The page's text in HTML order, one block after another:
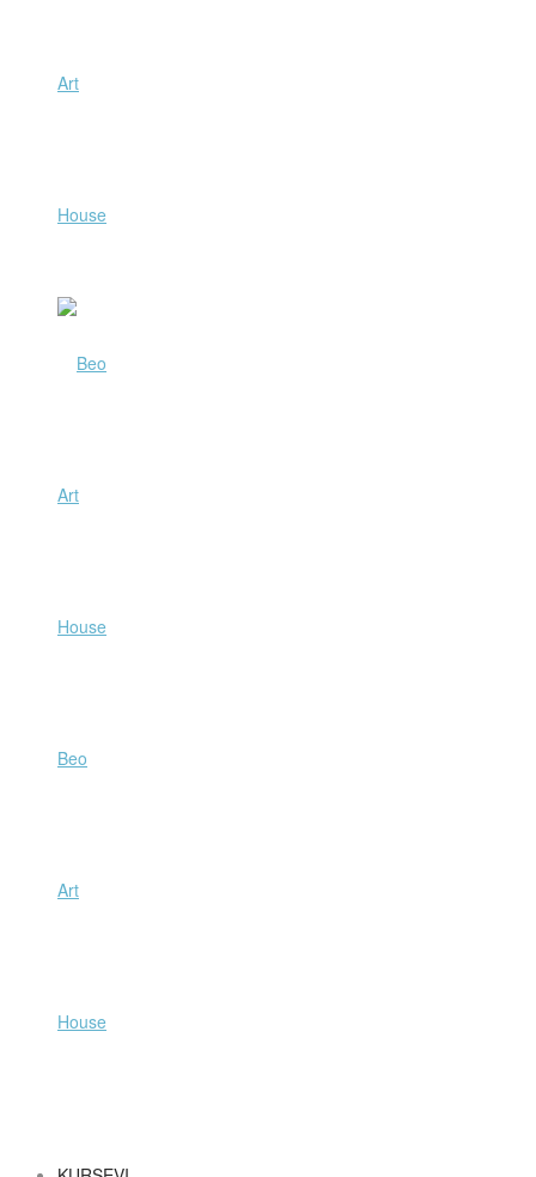
Art
House
Beo
Art
House